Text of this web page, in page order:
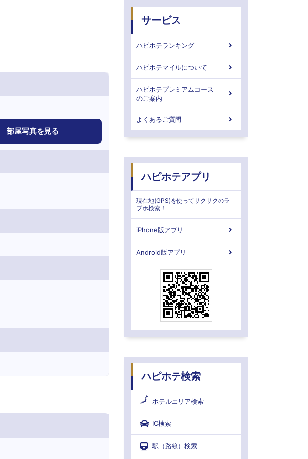
部屋写真を見る
サービス
ハピホテランキング
ハピホテマイルについて
ハピホテプレミアムコース
のご案内
よくあるご質問
ハピホテアプリ
現在地(GPS)を使ってサクサクのラ
ブホ検索！
iPhone版アプリ
Android版アプリ
ハピホテ検索
ホテルエリア検索
IC検索
駅（路線）検索